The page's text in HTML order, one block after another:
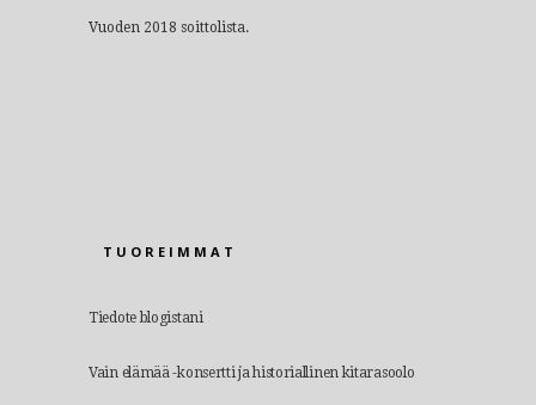
Vuoden 2018 soittolista.
TUOREIMMAT
Tiedote blogistani
Vain elämää -konsertti ja historiallinen kitarasoolo